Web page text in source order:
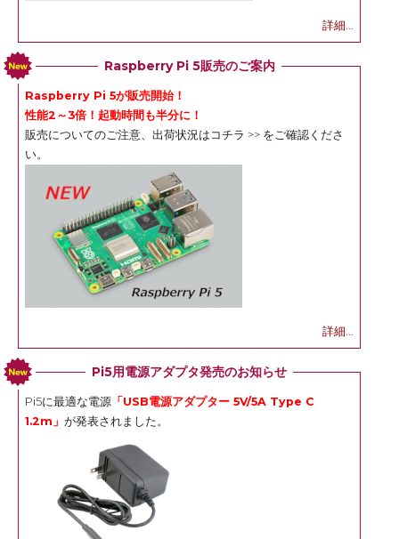
詳細...
Raspberry Pi 5販売のご案内
Raspberry Pi 5が販売開始！
性能2～3倍！起動時間も半分に！
販売についてのご注意、出荷状況は コチラ >> をご確認くださ
い。
詳細...
Pi5用電源アダプタ発売のお知らせ
Pi5に最適な電源 「USB電源アダプター 5V/5A Type C
1.2m」 が発表されました。